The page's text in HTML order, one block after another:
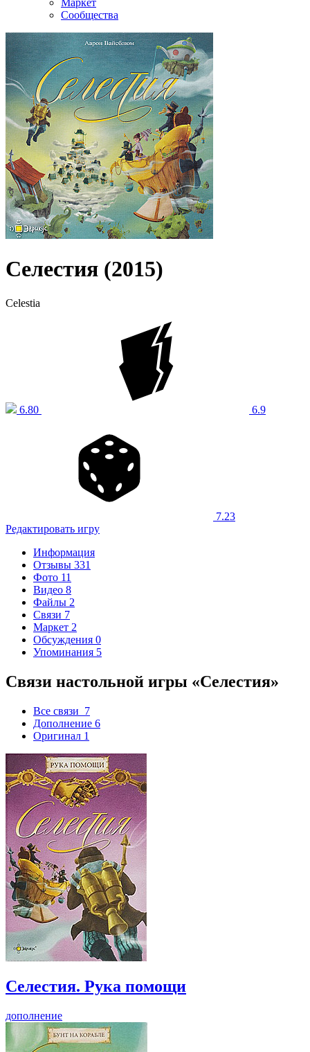
Сообщества
Селестия (2015)
Celestia
6.80 6.9
7.23
Редактировать игру
Информация
Отзывы 331
Фото 11
Видео 8
Файлы 2
Связи 7
Маркет 2
Обсуждения 0
Упоминания 5
Связи настольной игры «Селестия»
Все связи 7
Дополнение 6
Оригинал 1
Селестия. Рука помощи
дополнение